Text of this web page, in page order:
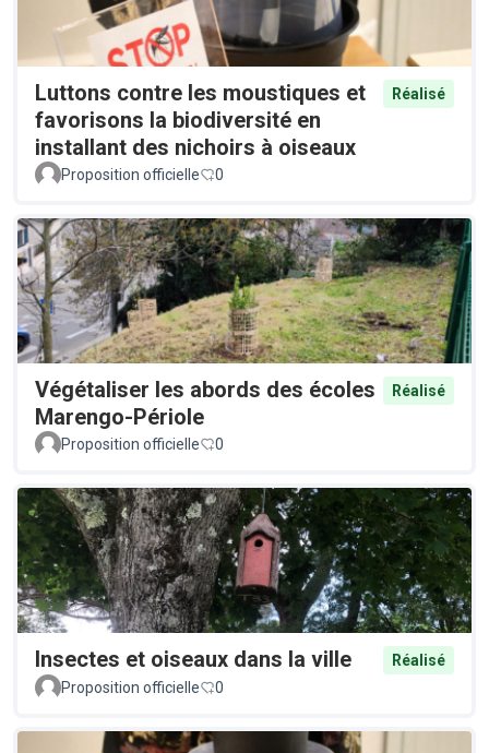
Luttons contre les moustiques et
favorisons la biodiversité en
installant des nichoirs à oiseaux
Réalisé
Proposition officielle 0
Végétaliser les abords des écoles
Marengo-Périole
Réalisé
Proposition officielle 0
Insectes et oiseaux dans la ville
Réalisé
Proposition officielle
0